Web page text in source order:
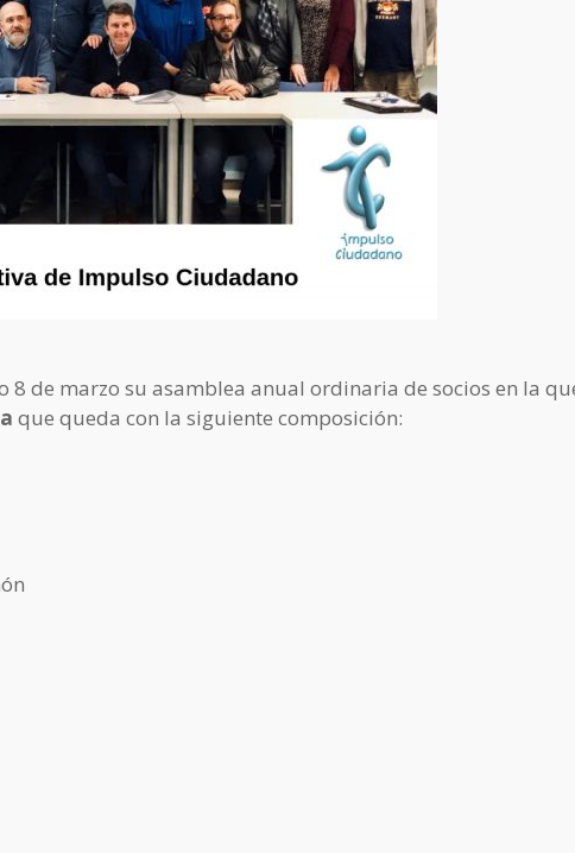
de marzo su asamblea anual ordinaria de socios en la
que queda con la siguiente composición: